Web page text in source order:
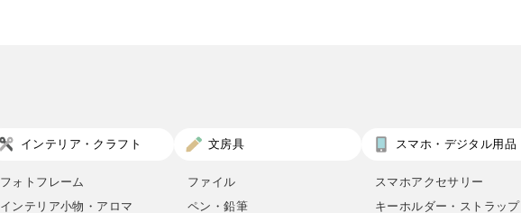
インテリア・クラフト
フォトフレーム
インテリア小物・アロマ
文房具
ファイル
ペン・鉛筆
スマホ・デジタル用品
スマホアクセサリー
キーホルダー・ストラップ